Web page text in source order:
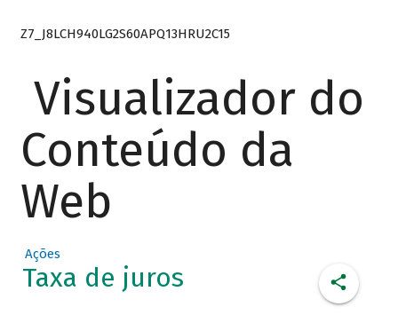
Z7_J8LCH940LG2S60APQ13HRU2C15
Visualizador do
Conteúdo da
Web
Ações
Taxa de juros